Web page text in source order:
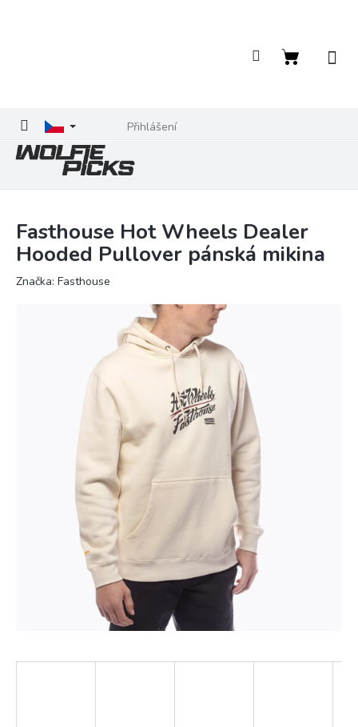
Přihlášení
Nákupní
Fasthouse Hot Wheels Dealer
Hooded Pullover pánská mikina
Značka: Fasthouse